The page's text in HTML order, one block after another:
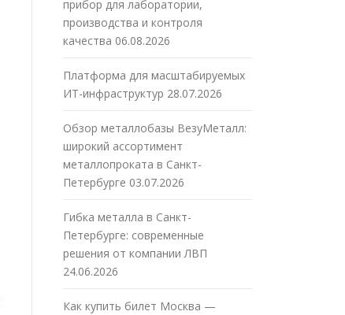
прибор для лаборатории,
производства и контроля
качества 06.08.2026
Платформа для масштабируемых
ИТ-инфраструктур 28.07.2026
Обзор металлобазы ВезуМеталл:
широкий ассортимент
металлопроката в Санкт-
Петербурге 03.07.2026
Гибка металла в Санкт-
Петербурге: современные
решения от компании ЛВП
24.06.2026
Как купить билет Москва —